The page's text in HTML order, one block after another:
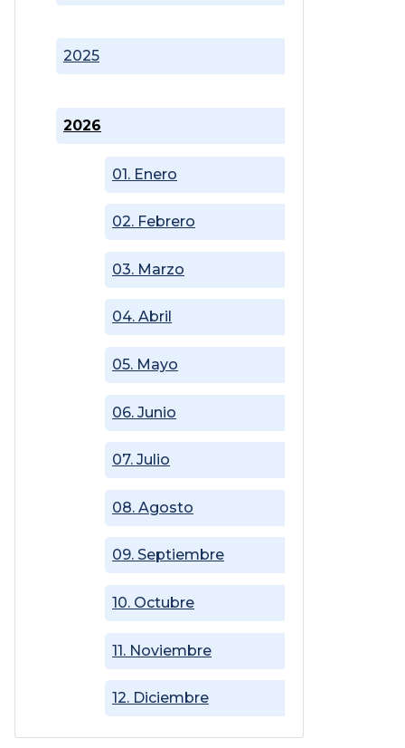
2025
2026
01. Enero
02. Febrero
03. Marzo
04. Abril
05. Mayo
06. Junio
07. Julio
08. Agosto
09. Septiembre
10. Octubre
11. Noviembre
12. Diciembre